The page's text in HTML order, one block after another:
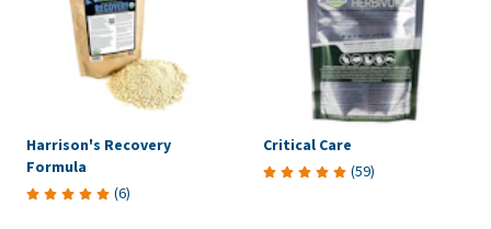
Harrison's Recovery
Formula
(6)
Critical Care
(59)